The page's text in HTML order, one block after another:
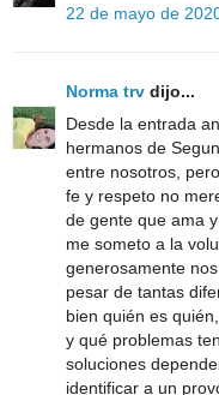
22 de mayo de
Norma trv dijo...
Desde la entrada
hermanos de
entre nosotros,
fe y respeto no
de gente que ama
me someto a la
generosamente
pesar de tantas
bien quién es
y qué problemas
soluciones
identificar a un